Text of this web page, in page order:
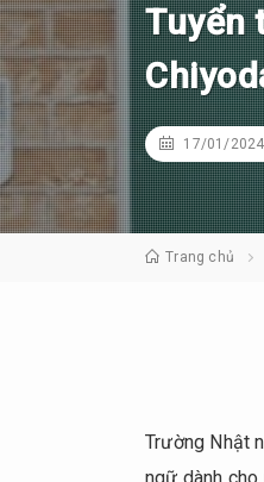
Tuyển
17/01/
Trang chủ
Trường Nhật